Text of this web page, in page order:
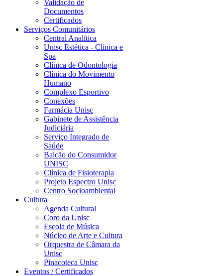
Validação de
Documentos
Certificados
Serviços Comunitários
Central Analítica
Unisc Estética - Clínica e
Spa
Clínica de Odontologia
Clínica do Movimento
Humano
Complexo Esportivo
Conexões
Farmácia Unisc
Gabinete de Assistência
Judiciária
Serviço Integrado de
Saúde
Balcão do Consumidor
UNISC
Clínica de Fisioterapia
Projeto Espectro Unisc
Centro Socioambiental
Cultura
Agenda Cultural
Coro da Unisc
Escola de Música
Núcleo de Arte e Cultura
Orquestra de Câmara da
Unisc
Pinacoteca Unisc
Eventos / Certificados